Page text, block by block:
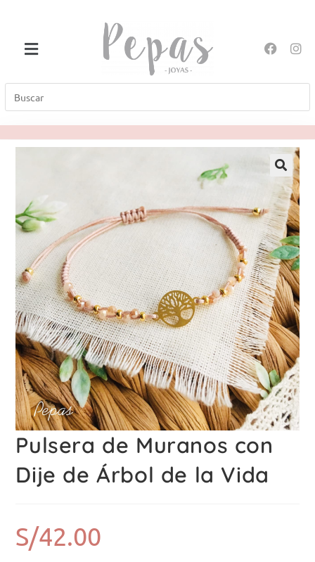
Pulsera de Muranos con
Dije de Árbol de la Vida
S/42.00